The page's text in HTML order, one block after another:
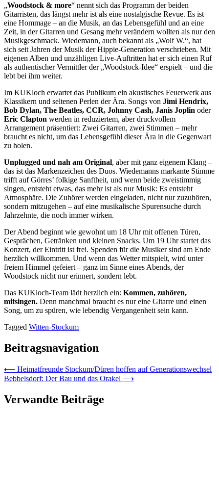
„Woodstock & more“ nennt sich das Programm der beiden
Gitarristen, das längst mehr ist als eine nostalgische Revue. Es ist
eine Hommage – an die Musik, an das Lebensgefühl und an eine
Zeit, in der Gitarren und Gesang mehr verändern wollten als nur den
Musikgeschmack. Wiedemann, auch bekannt als „Wolf W.“, hat
sich seit Jahren der Musik der Hippie-Generation verschrieben. Mit
eigenen Alben und unzähligen Live-Auftritten hat er sich einen Ruf
als authentischer Vermittler der „Woodstock-Idee“ erspielt – und die
lebt bei ihm weiter.
Im KUKloch erwartet das Publikum ein akustisches Feuerwerk aus
Klassikern und seltenen Perlen der Ära. Songs von Jimi Hendrix,
Bob Dylan, The Beatles, CCR, Johnny Cash, Janis Joplin oder
Eric Clapton werden in reduziertem, aber druckvollem
Arrangement präsentiert: Zwei Gitarren, zwei Stimmen – mehr
braucht es nicht, um das Lebensgefühl dieser Ära in die Gegenwart
zu holen.
Unplugged und nah am Original, aber mit ganz eigenem Klang –
das ist das Markenzeichen des Duos. Wiedemanns markante Stimme
trifft auf Görres’ folkige Sanftheit, und wenn beide zweistimmig
singen, entsteht etwas, das mehr ist als nur Musik: Es entsteht
Atmosphäre. Die Zuhörer werden eingeladen, nicht nur zuzuhören,
sondern mitzugehen – auf eine musikalische Spurensuche durch
Jahrzehnte, die noch immer wirken.
Der Abend beginnt wie gewohnt um 18 Uhr mit offenen Türen,
Gesprächen, Getränken und kleinen Snacks. Um 19 Uhr startet das
Konzert, der Eintritt ist frei. Spenden für die Musiker sind am Ende
herzlich willkommen. Und wenn das Wetter mitspielt, wird unter
freiem Himmel gefeiert – ganz im Sinne eines Abends, der
Woodstock nicht nur erinnert, sondern lebt.
Das KUKloch-Team lädt herzlich ein: Kommen, zuhören,
mitsingen. Denn manchmal braucht es nur eine Gitarre und einen
Song, um zu spüren, wie lebendig Vergangenheit sein kann.
Tagged Witten-Stockum
Beitragsnavigation
⟵ Heimatfreunde Stockum/Düren hoffen auf Generationswechsel
Bebbelsdorf: Der Bau und das Orakel ⟶
Verwandte Beiträge